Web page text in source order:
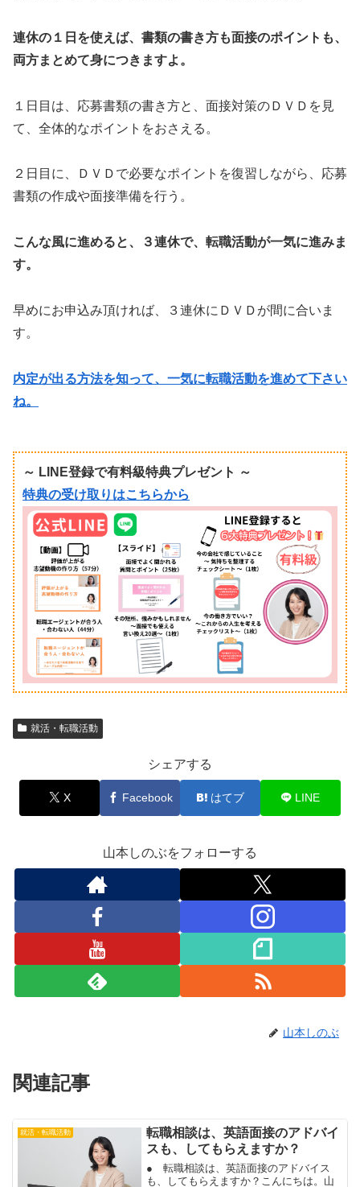
連休の１日を使えば、書類の書き方も面接のポイントも、
両方まとめて身につきますよ。
１日目は、応募書類の書き方と、面接対策のＤＶＤを見
て、全体的なポイントをおさえる。
２日目に、ＤＶＤで必要なポイントを復習しながら、応募
書類の作成や面接準備を行う。
こんな風に進めると、３連休で、転職活動が一気に進みま
す。
早めにお申込み頂ければ、３連休にＤＶＤが間に合いま
す。
内定が出る方法を知って、一気に転職活動を進めて下さい
ね。
～ LINE登録で有料級特典プレゼント ～
特典の受け取りはこちらから
就活・転職活動
シェアする
X Facebook はてブ LINE
山本しのぶをフォローする
山本しのぶ
関連記事
就活・転職活動
転職相談は、英語面接のアドバイ
スも、してもらえますか？
● 転職相談は、英語面接のアドバイス
も、してもらえますか？こんにちは。山